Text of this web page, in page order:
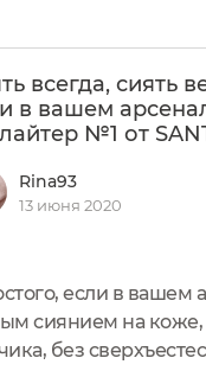
всегда, сиять
в вашем
№1 от
Rina93
13 июня 2020
если в вашем
сиянием на
без